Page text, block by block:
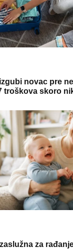
novac pre
troškova skoro
za